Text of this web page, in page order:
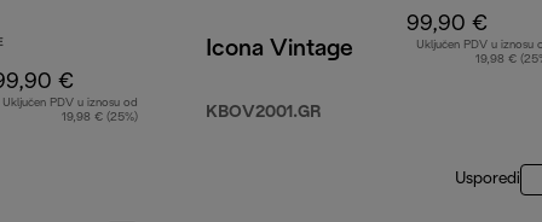
€
Uključen PDV u iznosu od
19,98 € (25%)
Icona Vintage
KBOV2001.GR
99,90 €
Uključen PDV u iznosu
19,98 €
Usporedi